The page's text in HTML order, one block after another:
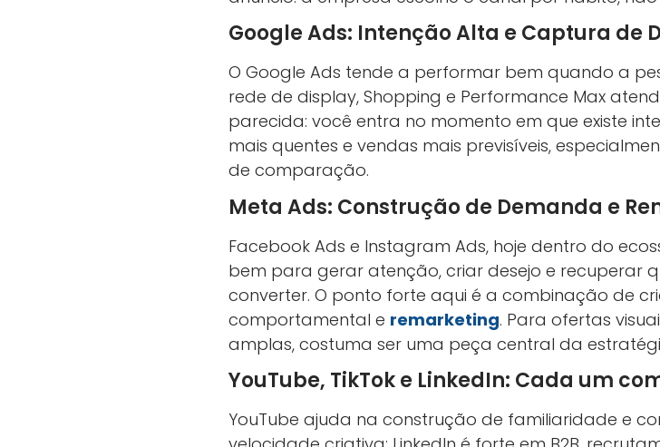
Google Ads: Intenção Alta e Captura de
O Google Ads tende a performar bem quando a
rede de display, Shopping e Performance Max
parecida: você entra no momento em que existe
mais quentes e vendas mais previsíveis,
de comparação.
Meta Ads: Construção de Demanda e
Facebook Ads e Instagram Ads, hoje dentro do
bem para gerar atenção, criar desejo e recuperar
converter. O ponto forte aqui é a combinação de
comportamental e remarketing. Para ofertas
amplas, costuma ser uma peça central da
YouTube, TikTok e LinkedIn: Cada um
YouTube ajuda na construção de familiaridade e